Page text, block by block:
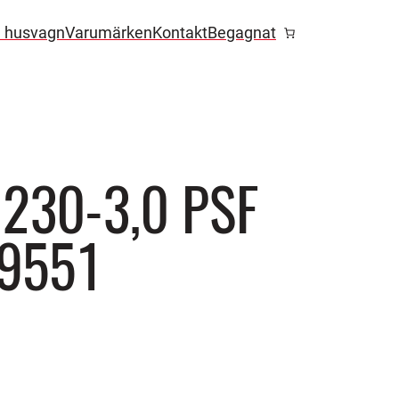
husvagnVarumärkenKontaktBegagnat
3,0 PSF